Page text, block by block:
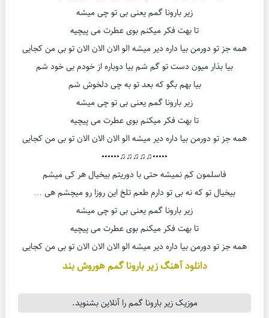
زیر بارونا گمم یعنی بی تو چی میشه
تا بهت فکر میکنم بوی عطرت می پیچیه
همه جز تو دورمن بیا داره دیر میشه الو الان الان الان تو بی من کجایی
بیا بذار میون دست تو گم شم بیا دوباره از خودم بی خود شم
بیا بهم بگو که بعد تو به چی دلخوش شم
زیر بارونا گمم یعنی بی تو چی میشه
تا بهت فکر میکنم بوی عطرت می پیچیه
همه جز تو دورمن بیا داره دیر میشه الو الان الان الان تو بی من کجایی
•••••♫♫♫♫♫••••••
فاسلمون کم نمیشه حتی با دوریتم بیخیال هر کی میشم
بیخیال تو که نه بی تو دارم طعم تلخ این روزا رو میچشم هی …
زیر بارونا گمم یعنی بی تو چی میشه
تا بهت فکر میکنم بوی عطرت می پیچیه
همه جز تو دورمن بیا داره دیر میشه الو الان الان الان تو بی من کجایی
دانلود آهنگ زیر بارونا گمم هوروش بند
موزیک زیر بارونا گمم را آنلاین بشنوید.